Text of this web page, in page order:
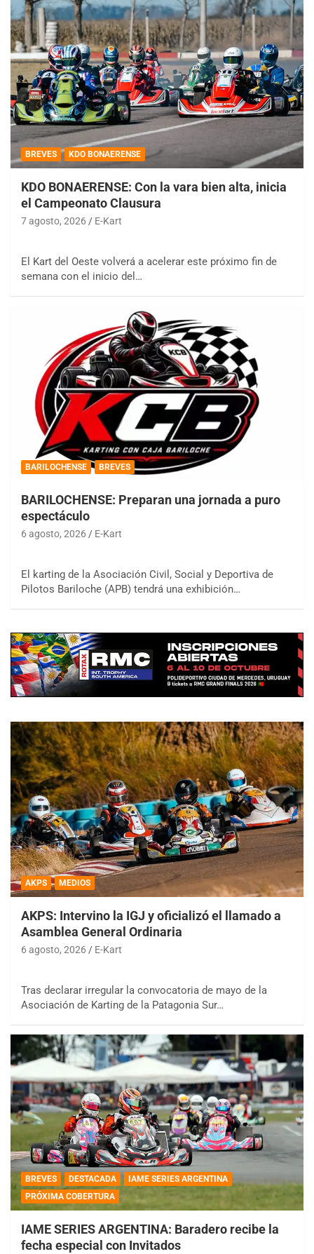
BREVES KDO BONAERENSE
KDO BONAERENSE: Con la vara bien alta, inicia
el Campeonato Clausura
7 agosto, 2026 E-Kart
El Kart del Oeste volverá a acelerar este próximo fin de
semana con el inicio del…
BARILOCHENSE BREVES
BARILOCHENSE: Preparan una jornada a puro
espectáculo
6 agosto, 2026 E-Kart
El karting de la Asociación Civil, Social y Deportiva de
Pilotos Bariloche (APB) tendrá una exhibición…
AKPS MEDIOS
AKPS: Intervino la IGJ y oficializó el llamado a
Asamblea General Ordinaria
6 agosto, 2026 E-Kart
Tras declarar irregular la convocatoria de mayo de la
Asociación de Karting de la Patagonia Sur…
BREVES DESTACADA
IAME SERIES ARGENTINA
PRÓXIMA COBERTURA
IAME SERIES ARGENTINA: Baradero recibe la
fecha especial con Invitados